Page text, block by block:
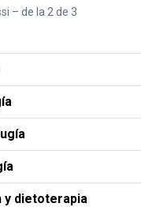
– de la 2 de 3
y dietoterapia